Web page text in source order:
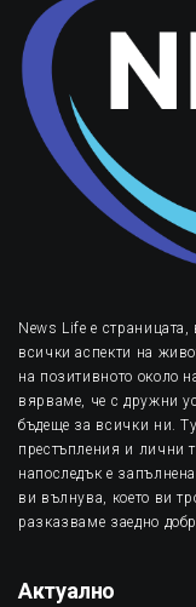
News Life е
всички аспекти на
на позитивното около
вярваме, че с дружни
бъдеще за всички ни.
престъпления и лични
напоследък е
ви вълнува, което ви
разказваме заедно
Актуално